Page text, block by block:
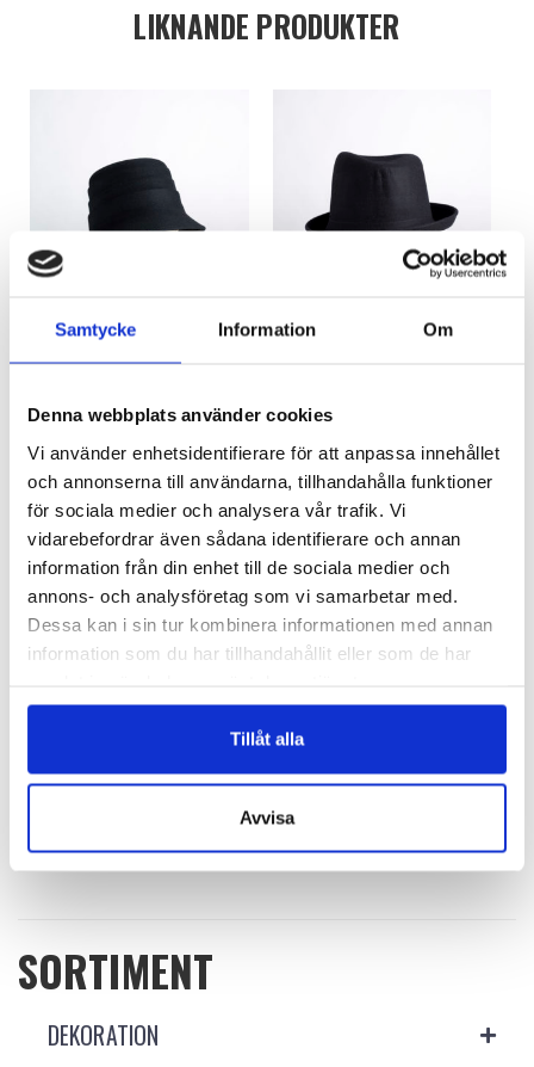
Samtycke Information Om
Denna webbplats använder cookies
Vi använder enhetsidentifierare för att anpassa innehållet
och annonserna till användarna, tillhandahålla funktioner
för sociala medier och analysera vår trafik. Vi
vidarebefordrar även sådana identifierare och annan
information från din enhet till de sociala medier och
annons- och analysföretag som vi samarbetar med.
Dessa kan i sin tur kombinera informationen med annan
information som du har tillhandahållit eller som de har
Tillåt alla
Avvisa
LIKNANDE PRODUKTER
H027
ODEKORERAD FILTHATT – H027
READ MORE
ODEKORERAD FILTHATT – H014
READ MORE
ODEKORERAD FILTHATT – H013
Logga in för att se pris
READ MORE
SORTIMENT
DEKORATION